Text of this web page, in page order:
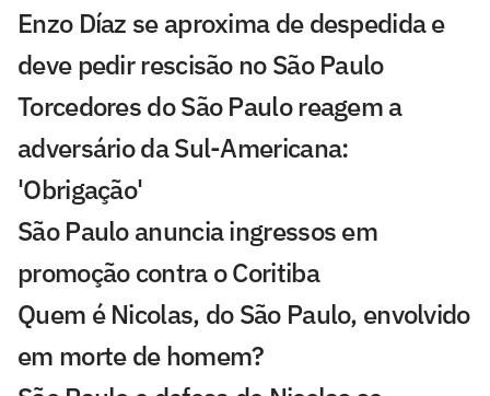
Enzo Díaz se aproxima de despedida e
deve pedir rescisão no São Paulo
Torcedores do São Paulo reagem a
adversário da Sul-Americana:
'Obrigação'
São Paulo anuncia ingressos em
promoção contra o Coritiba
Quem é Nicolas, do São Paulo, envolvido
em morte de homem?